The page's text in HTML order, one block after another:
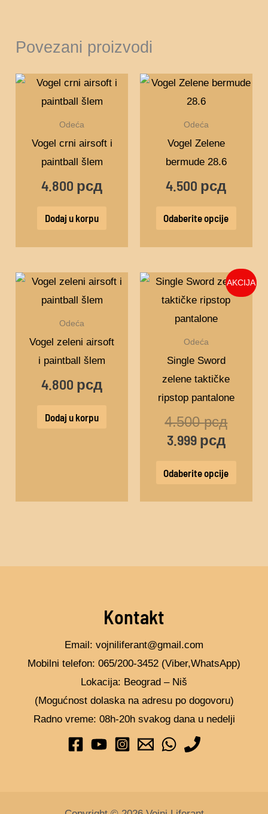
Povezani proizvodi
Odeća
Vogel crni airsoft i
paintball šlem
4.800 рсд
Dodaj u korpu
Odeća
Vogel Zelene
bermude 28.6
4.500 рсд
Odaberite opcije
Ovaj
na
Odeća
Vogel zeleni airsoft
i paintball šlem
4.800 рсд
Dodaj u korpu
AKCIJA
Odeća
Single Sword
zelene taktičke
ripstop pantalone
4.500рсд
cena
3.999 рсд
cena
Odaberite opcije
Ovaj
Kontakt
Email: vojniliferant@gmail.com
Mobilni telefon: 065/200-3452 (Viber,WhatsApp)
Lokacija: Beograd – Niš
(Mogućnost dolaska na adresu po dogovoru)
Radno vreme: 08h-20h svakog dana u nedelji